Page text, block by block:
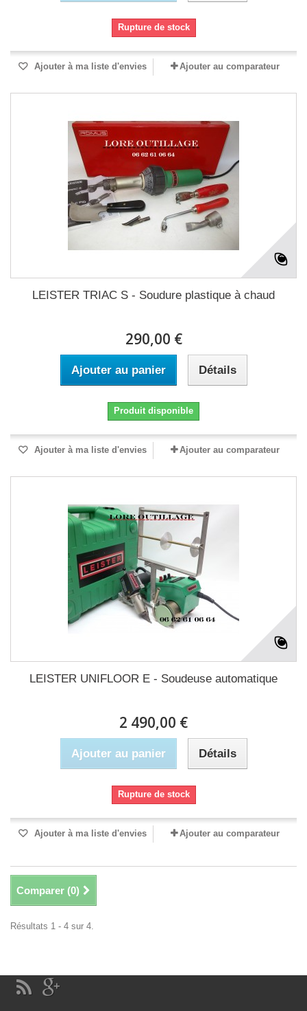
Rupture de stock
Ajouter à ma liste d'envies Ajouter au comparateur
LEISTER TRIAC S - Soudure plastique à chaud
290,00 €
Ajouter au panier Détails
Produit disponible
Ajouter à ma liste d'envies Ajouter au comparateur
LEISTER UNIFLOOR E - Soudeuse automatique
2 490,00 €
Ajouter au panier Détails
Rupture de stock
Ajouter à ma liste d'envies Ajouter au comparateur
Comparer (0)
Résultats 1 - 4 sur 4.